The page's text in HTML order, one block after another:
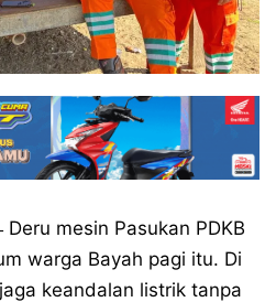
Deru mesin Pasukan PDKB
warga Bayah pagi itu. Di
keandalan listrik tanpa